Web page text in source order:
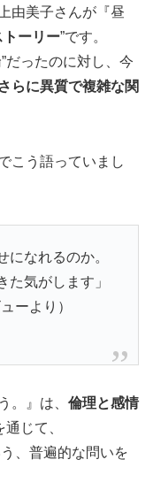
由美子さんが『昼
トーリー”です。
だったのに対し、今
さらに異質で複雑な関
こう語っていまし
になれるのか。
た気がします」
ーより）
。』は、 倫理と感情
じて、
、普遍的な問いを